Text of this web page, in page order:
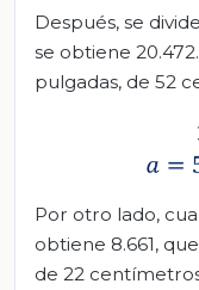
Después, se
se obtiene
pulgadas, de 52
Por otro lado,
obtiene 8.661,
de 22